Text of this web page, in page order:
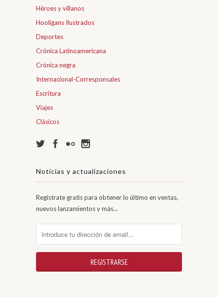
Héroes y villanos
Hooligans Ilustrados
Deportes
Crónica Latinoamericana
Crónica negra
Internacional-Corresponsales
Escritura
Viajes
Clásicos
Noticias y actualizaciones
Regístrate gratis para obtener lo último en ventas,
nuevos lanzamientos y más…